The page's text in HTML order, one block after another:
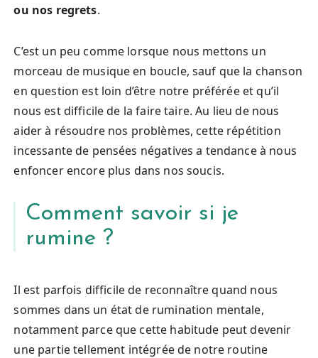
ou nos regrets.
C’est un peu comme lorsque nous mettons un
morceau de musique en boucle, sauf que la chanson
en question est loin d’être notre préférée et qu’il
nous est difficile de la faire taire. Au lieu de nous
aider à résoudre nos problèmes, cette répétition
incessante de pensées négatives a tendance à nous
enfoncer encore plus dans nos soucis.
Comment savoir si je
rumine ?
Il est parfois difficile de reconnaître quand nous
sommes dans un état de rumination mentale,
notamment parce que cette habitude peut devenir
une partie tellement intégrée de notre routine